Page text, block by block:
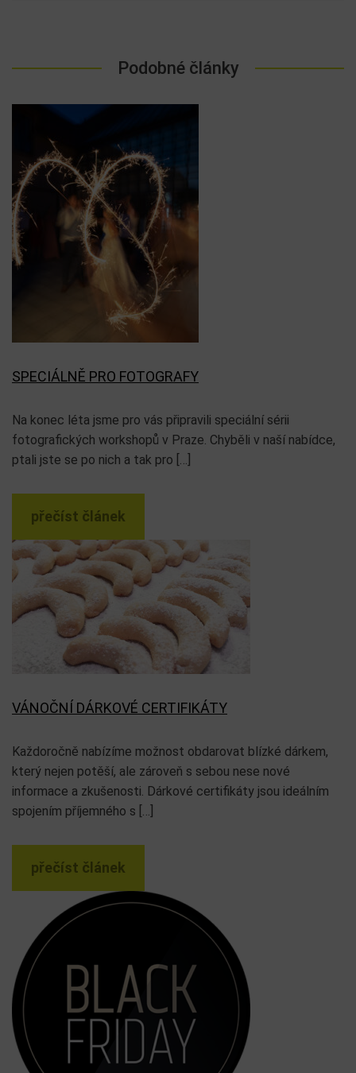
Podobné články
SPECIÁLNĚ PRO FOTOGRAFY
Na konec léta jsme pro vás připravili speciální sérii
fotografických workshopů v Praze. Chyběli v naší nabídce,
ptali jste se po nich a tak pro […]
přečíst článek
VÁNOČNÍ DÁRKOVÉ CERTIFIKÁTY
Každoročně nabízíme možnost obdarovat blízké dárkem,
který nejen potěší, ale zároveň s sebou nese nové
informace a zkušenosti. Dárkové certifikáty jsou ideálním
spojením příjemného s […]
přečíst článek